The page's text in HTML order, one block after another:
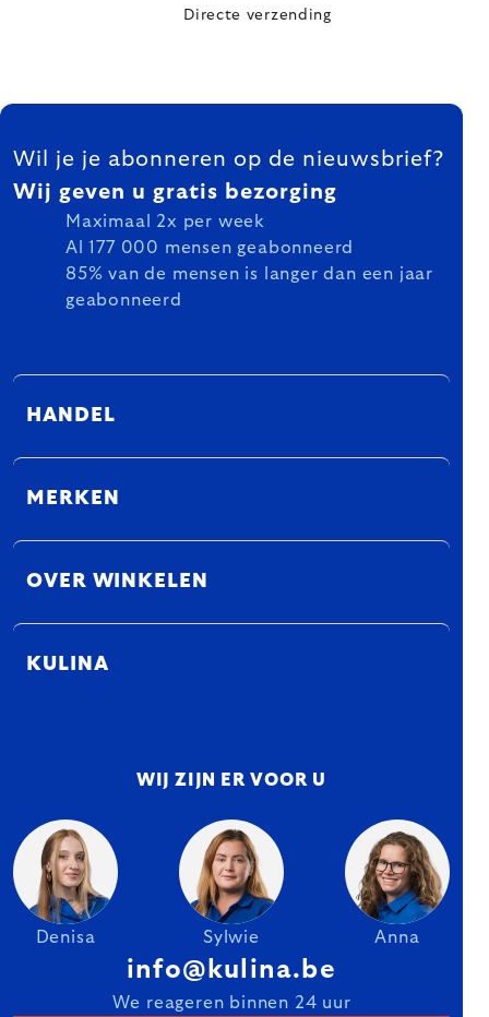
Directe verzending
FOOTER
Wil je je abonneren op de nieuwsbrief?
Wij geven u gratis bezorging
Maximaal 2x per week
Al 177 000 mensen geabonneerd
85% van de mensen is langer dan een jaar
geabonneerd
HANDEL
MERKEN
OVER WINKELEN
KULINA
WIJ ZIJN ER VOOR U
Denisa Sylwie Anna
info@kulina.be
We reageren binnen 24 uur